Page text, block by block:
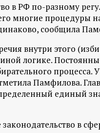
в РФ по-разному
многие процедуры
сообщила
внутри этого
логике.
процесса.
Памфилова.
единый
в